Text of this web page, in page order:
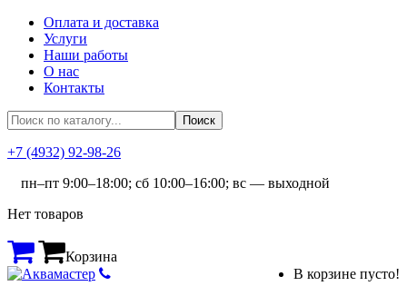
Оплата и доставка
Услуги
Наши работы
О нас
Контакты
+7 (4932) 92-98-26
пн–пт 9:00–18:00; сб 10:00–16:00; вс — выходной
Нет товаров
Корзина
В корзине пусто!